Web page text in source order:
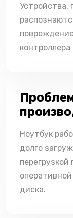
Устройства,
Ноутбук
долго
перегрузкой
диска.